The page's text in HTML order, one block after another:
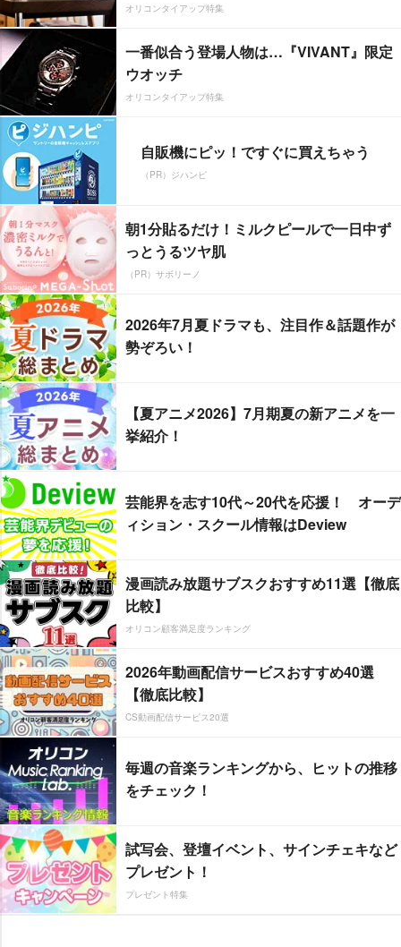
オリコンタイアップ特集
一番似合う登場人物は…『VIVANT』限定
ウオッチ
オリコンタイアップ特集
自販機にピッ！ですぐに買えちゃう
（PR）ジハンピ
朝1分貼るだけ！ミルクピールで一日中ず
っとうるツヤ肌
（PR）サボリーノ
2026年7月夏ドラマも、注目作＆話題作が
勢ぞろい！
【夏アニメ2026】7月期夏の新アニメを一
挙紹介！
芸能界を志す10代～20代を応援！ オーデ
ィション・スクール情報はDeview
漫画読み放題サブスクおすすめ11選【徹底
比較】
オリコン顧客満足度ランキング
2026年動画配信サービスおすすめ40選
【徹底比較】
CS動画配信サービス20選
毎週の音楽ランキングから、ヒットの推移
をチェック！
試写会、登壇イベント、サインチェキなど
プレゼント！
プレゼント特集